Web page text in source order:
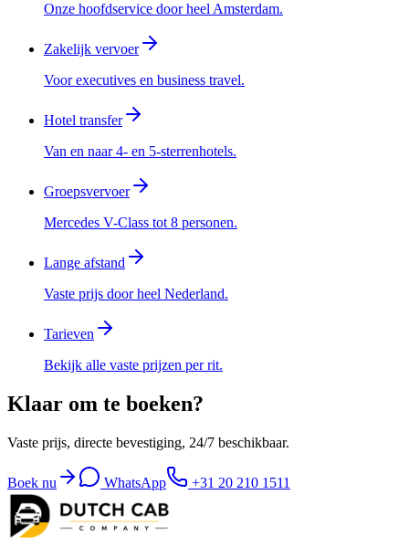
Onze hoofdservice door heel Amsterdam.
Zakelijk vervoer
Voor executives en business travel.
Hotel transfer
Van en naar 4- en 5-sterrenhotels.
Groepsvervoer
Mercedes V-Class tot 8 personen.
Lange afstand
Vaste prijs door heel Nederland.
Tarieven
Bekijk alle vaste prijzen per rit.
Klaar om te boeken?
Vaste prijs, directe bevestiging, 24/7 beschikbaar.
Boek nu WhatsApp +31 20 210 1511